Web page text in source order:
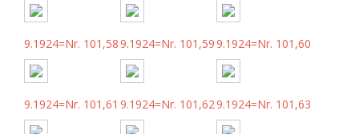
9.1924=Nr. 101,589.1924=Nr. 101,599.1924=Nr. 101,60
9.1924=Nr. 101,61 9.1924=Nr. 101,629.1924=Nr. 101,63